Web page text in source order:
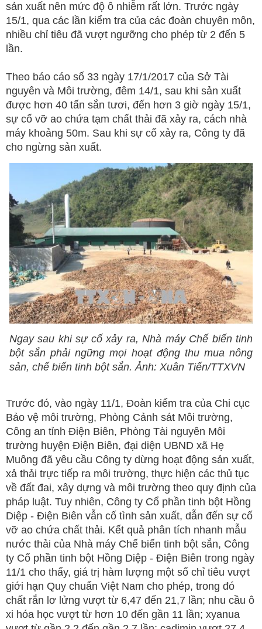
sản xuất nên mức độ ô nhiễm rất lớn. Trước ngày
15/1, qua các lần kiểm tra của các đoàn chuyên môn,
nhiều chỉ tiêu đã vượt ngưỡng cho phép từ 2 đến 5
lần.
Theo báo cáo số 33 ngày 17/1/2017 của Sở Tài
nguyên và Môi trường, đêm 14/1, sau khi sản xuất
được hơn 40 tấn sắn tươi, đến hơn 3 giờ ngày 15/1,
sự cố vỡ ao chứa tạm chất thải đã xảy ra, cách nhà
máy khoảng 50m. Sau khi sự cố xảy ra, Công ty đã
cho ngừng sản xuất.
Ngay sau khi sự cố xảy ra, Nhà máy Chế biến tinh
bột sắn phải ngững mọi hoạt động thu mua nông
sản, chế biến tinh bột sắn. Ảnh: Xuân Tiến/TTXVN
Trước đó, vào ngày 11/1, Đoàn kiểm tra của Chi cục
Bảo vệ môi trường, Phòng Cảnh sát Môi trường,
Công an tỉnh Điện Biên, Phòng Tài nguyên Môi
trường huyện Điện Biên, đại diện UBND xã Hẹ
Muông đã yêu cầu Công ty dừng hoạt động sản xuất,
xả thải trực tiếp ra môi trường, thực hiện các thủ tục
về đất đai, xây dựng và môi trường theo quy định của
pháp luật. Tuy nhiên, Công ty Cổ phần tinh bột Hồng
Diệp - Điện Biên vẫn cố tình sản xuất, dẫn đến sự cố
vỡ ao chứa chất thải. Kết quả phân tích nhanh mẫu
nước thải của Nhà máy Chế biến tinh bột sắn, Công
ty Cổ phần tinh bột Hồng Diệp - Điện Biên trong ngày
11/1 cho thấy, giá trị hàm lượng một số chỉ tiêu vượt
giới hạn Quy chuẩn Việt Nam cho phép, trong đó
chất rắn lơ lửng vượt từ 6,47 đến 21,7 lần; nhu cầu ô
xi hóa học vượt từ hơn 10 đến gần 11 lần; xyanua